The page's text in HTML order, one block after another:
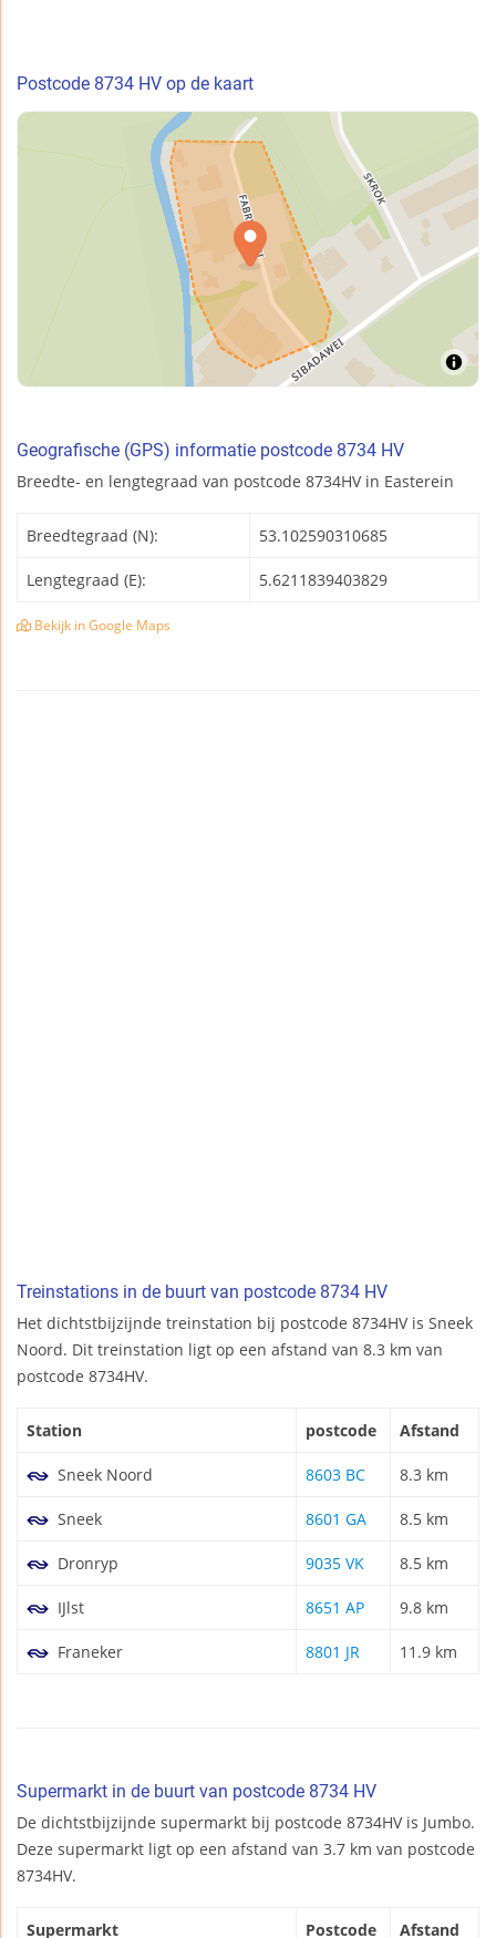
Postcode 8734 HV op de kaart
Geografische (GPS) informatie postcode 8734 HV
Breedte- en lengtegraad van postcode 8734HV in Easterein
Breedtegraad (N): 53.102590310685
Lengtegraad (E): 5.6211839403829
Bekijk in Google Maps
Treinstations in de buurt van postcode 8734 HV
Het dichtstbijzijnde treinstation bij postcode 8734HV is Sneek
Noord. Dit treinstation ligt op een afstand van 8.3 km van
postcode 8734HV.
Station postcode Afstand
Sneek Noord 8603 BC 8.3 km
Sneek 8601 GA 8.5 km
Dronryp 9035 VK 8.5 km
IJlst 8651 AP 9.8 km
Franeker 8801 JR 11.9 km
Supermarkt in de buurt van postcode 8734 HV
De dichtstbijzijnde supermarkt bij postcode 8734HV is Jumbo.
Deze supermarkt ligt op een afstand van 3.7 km van postcode
8734HV.
Supermarkt Postcode Afstand